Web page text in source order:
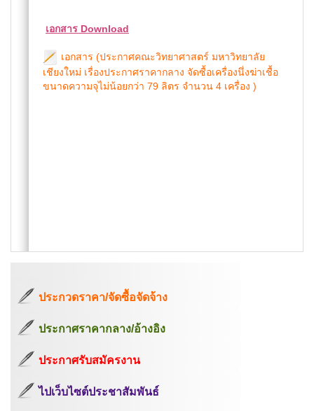
เอกสาร Download
เอกสาร (ประกาศคณะวิทยาศาสตร์ มหาวิทยาลัย
เชียงใหม่ เรื่องประกาศราคากลาง จัดซื้อเครื่องนึ่งฆ่าเชื้อ
ขนาดความจุไม่น้อยกว่า 79 ลิตร จำนวน 4 เครื่อง )
ประกวดราคา/จัดซื้อจัดจ้าง
ประกาศราคากลาง/อ้างอิง
ประกาศรับสมัครงาน
ไปเว็บไซต์ประชาสัมพันธ์